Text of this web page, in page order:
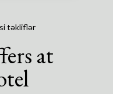
təkliflər
at